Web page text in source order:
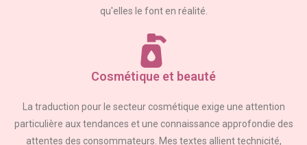
qu'elles le font en réalité.
Cosmétique et beauté
La traduction pour le secteur cosmétique exige une attention
particulière aux tendances et une connaissance approfondie des
attentes des consommateurs. Mes textes allient technicité,